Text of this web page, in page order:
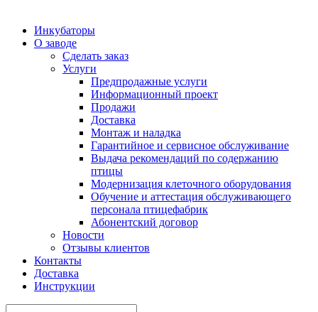
Инкубаторы
О заводе
Сделать заказ
Услуги
Предпродажные услуги
Информационный проект
Продажи
Доставка
Монтаж и наладка
Гарантийное и сервисное обслуживание
Выдача рекомендаций по содержанию
птицы
Модернизация клеточного оборудования
Обучение и аттестация обслуживающего
персонала птицефабрик
Абонентский договор
Новости
Отзывы клиентов
Контакты
Доставка
Инструкции